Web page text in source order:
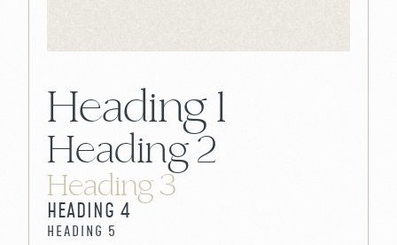
Heading 1
Heading 2
Heading 3
HEADING 4
HEADING 5